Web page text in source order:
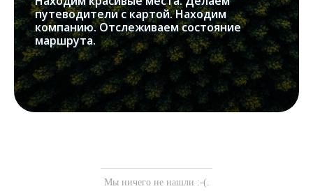
путеводители с картой. Находим
компанию. Отслеживаем состояние
маршрута.
Мы ничего не нашли :-(.